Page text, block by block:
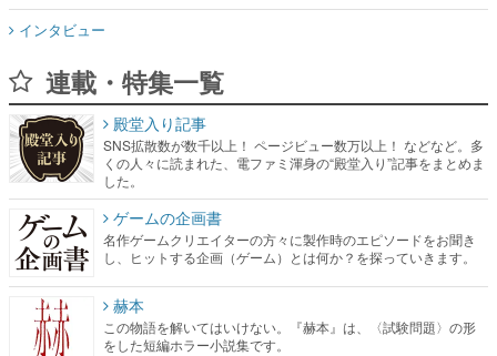
インタビュー
連載・特集一覧
殿堂入り記事
SNS拡散数が数千以上！ ページビュー数万以上！ などなど。多
くの人々に読まれた、電ファミ渾身の“殿堂入り”記事をまとめま
した。
ゲームの企画書
名作ゲームクリエイターの方々に製作時のエピソードをお聞き
し、ヒットする企画（ゲーム）とは何か？を探っていきます。
赫本
この物語を解いてはいけない。『赫本』は、〈試験問題〉の形
をした短編ホラー小説集です。